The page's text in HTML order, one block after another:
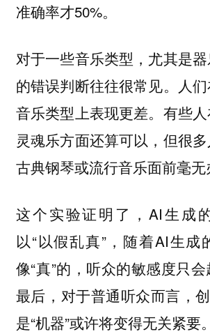
准确率才50%。
对于一些音乐类型，尤其是
的错误判断往往很常见。人
音乐类型上表现更差。有些
灵魂乐方面还算可以，但很多
古典钢琴或流行音乐面前毫无
这个实验证明了，AI生成
以“以假乱真”，随着AI生成
像“真”的，听众的敏感度只
最后，对于普通听众而言，
是“机器”或许将变得无关紧要。